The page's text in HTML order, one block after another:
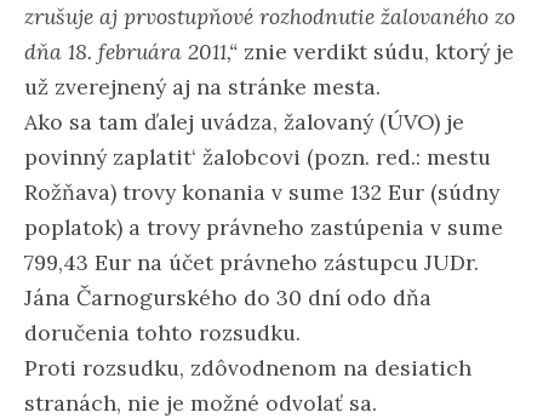
zrušuje aj prvostupňové rozhodnutie žalovaného zo
dňa 18. februára 2011,“ znie verdikt súdu, ktorý je
už zverejnený aj na stránke mesta.
Ako sa tam ďalej uvádza, žalovaný (ÚVO) je
povinný zaplatit‘ žalobcovi (pozn. red.: mestu
Rožňava) trovy konania v sume 132 Eur (súdny
poplatok) a trovy právneho zastúpenia v sume
799,43 Eur na účet právneho zástupcu JUDr.
Jána Čarnogurského do 30 dní odo dňa
doručenia tohto rozsudku.
Proti rozsudku, zdôvodnenom na desiatich
stranách, nie je možné odvolať sa.